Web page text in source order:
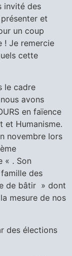
invité des
et
un coup
! Je remercie
cette
le cadre
avons
en faïence
et Humanisme.
novembre lors
« . Son
des
de bâtir » dont
mesure de nos
des élections